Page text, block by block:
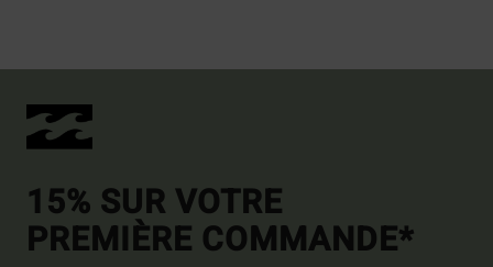
15% SUR VOTRE
PREMIÈRE COMMANDE*